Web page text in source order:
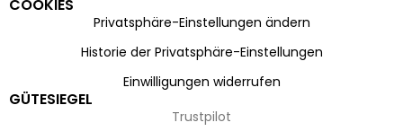
COOKIES
Privatsphäre-Einstellungen ändern
Historie der Privatsphäre-Einstellungen
Einwilligungen widerrufen
GÜTESIEGEL
Trustpilot